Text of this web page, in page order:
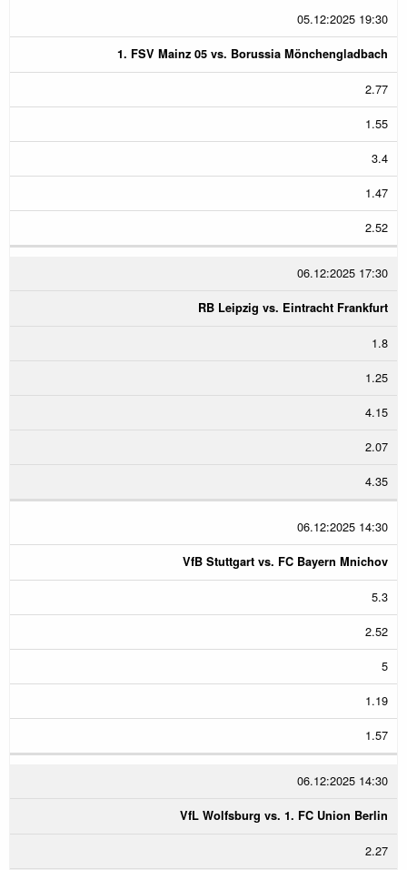
05.12:2025 19:30
1. FSV Mainz 05 vs. Borussia Mönchengladbach
2.77
1.55
3.4
1.47
2.52
06.12:2025 17:30
RB Leipzig vs. Eintracht Frankfurt
1.8
1.25
4.15
2.07
4.35
06.12:2025 14:30
VfB Stuttgart vs. FC Bayern Mnichov
5.3
2.52
5
1.19
1.57
06.12:2025 14:30
VfL Wolfsburg vs. 1. FC Union Berlin
2.27